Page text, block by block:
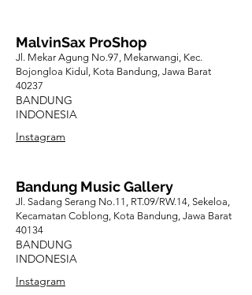
MalvinSax ProShop
Jl. Mekar Agung No.97, Mekarwangi, Kec.
Bojongloa Kidul, Kota Bandung, Jawa Barat
40237
BANDUNG
INDONESIA
Instagram
Bandung Music Gallery
Jl. Sadang Serang No.11, RT.09/RW.14, Sekeloa,
Kecamatan Coblong, Kota Bandung, Jawa Barat
40134
BANDUNG
INDONESIA
Instagram